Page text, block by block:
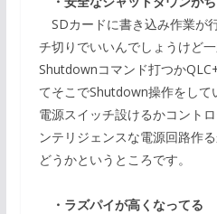
SDカードに書き込み作業が
チ切りでいいんでしょうけど
Shutdownコマンド打つか
てそこでShutdown操作をして
電源スイッチ設けるかコント
ンテリジェンスな電源回路作
どうかというところです。
・ラズパイが高くなってる